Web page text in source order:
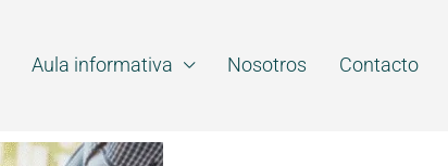
Aula informativa Nosotros Contacto